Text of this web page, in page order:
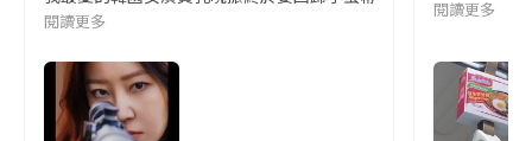
閱讀更多
閱讀更多